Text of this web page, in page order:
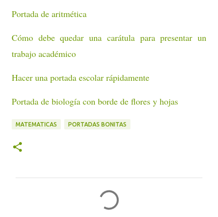
Portada de aritmética
Cómo debe quedar una carátula para presentar un
trabajo académico
Hacer una portada escolar rápidamente
Portada de biología con borde de flores y hojas
MATEMATICAS PORTADAS BONITAS